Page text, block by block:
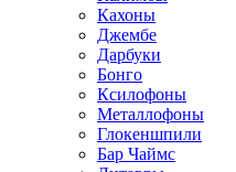
Кахоны
Джембе
Дарбуки
Бонго
Ксилофоны
Металлофоны
Глокеншпили
Бар Чаймс